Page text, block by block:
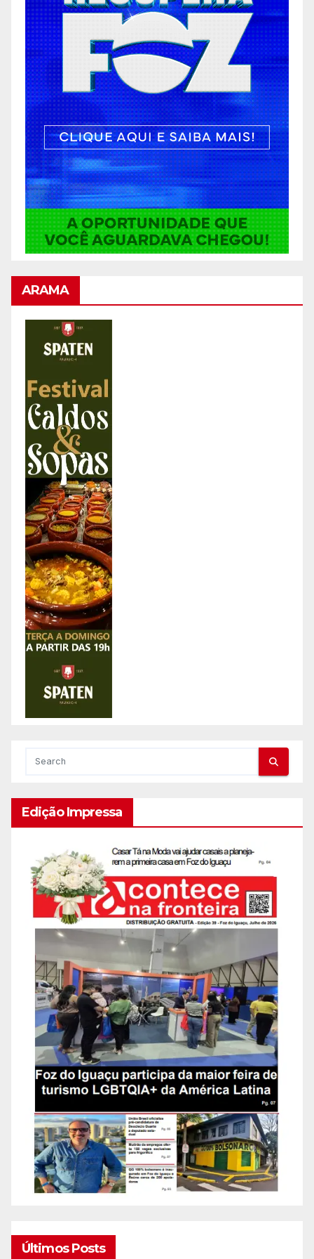
ARAMA
Edição Impressa
Últimos Posts